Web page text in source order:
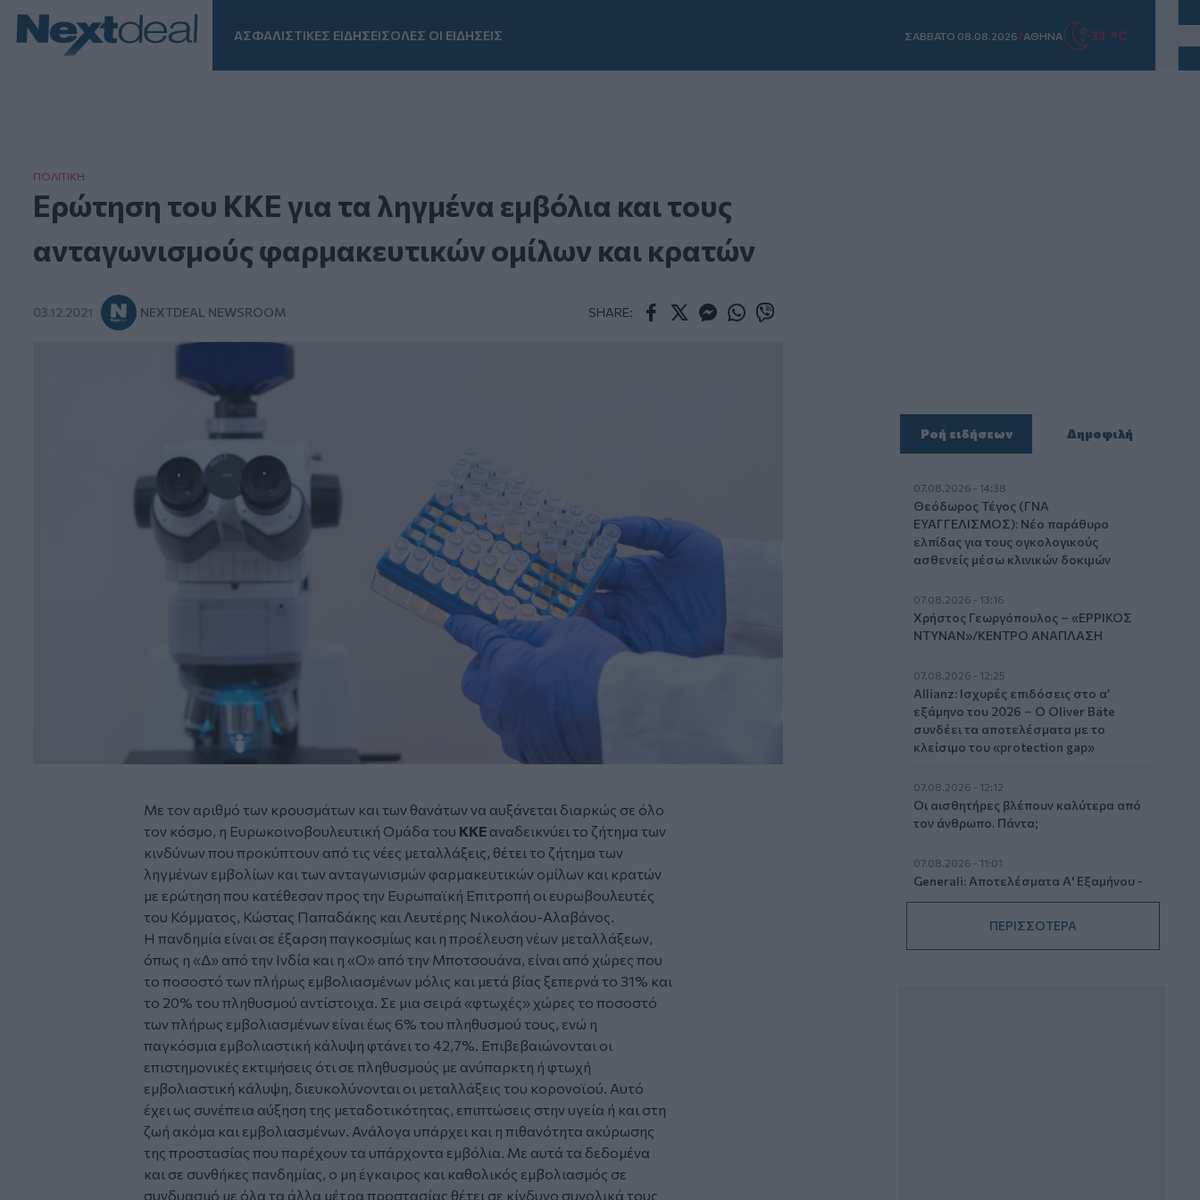
ΑΣΦΑΛΙΣΤΙΚΕΣ ΕΙΔΗΣΕΙΣΟΛΕΣ ΟΙ ΕΙΔΗΣΕΙΣ ΣAΒΒΑΤΟ 08.08.2026/ΑΘΗΝΑ 33 °C
ΠΟΛΙΤΙΚΗ
Ερώτηση του ΚΚΕ για τα ληγμένα εμβόλια και τους
ανταγωνισμούς φαρμακευτικών ομίλων και κρατών
03.12.2021 NEXTDEAL NEWSROOM SHARE:
Με τον αριθμό των κρουσμάτων και των θανάτων να αυξάνεται διαρκώς σε όλο
τον κόσμο, η Ευρωκοινοβουλευτική Ομάδα του ΚΚΕ αναδεικνύει το ζήτημα των
κινδύνων που προκύπτουν από τις νέες μεταλλάξεις, θέτει το ζήτημα των
ληγμένων εμβολίων και των ανταγωνισμών φαρμακευτικών ομίλων και κρατών
με ερώτηση που κατέθεσαν προς την Ευρωπαϊκή Επιτροπή οι ευρωβουλευτές
του Κόμματος, Κώστας Παπαδάκης και Λευτέρης Νικολάου-Αλαβάνος.
Η πανδημία είναι σε έξαρση παγκοσμίως και η προέλευση νέων μεταλλάξεων,
όπως η «Δ» από την Ινδία και η «Ο» από την Μποτσουάνα, είναι από χώρες που
το ποσοστό των πλήρως εμβολιασμένων μόλις και μετά βίας ξεπερνά το 31% και
το 20% του πληθυσμού αντίστοιχα. Σε μια σειρά «φτωχές» χώρες το ποσοστό
των πλήρως εμβολιασμένων είναι έως 6% του πληθυσμού τους, ενώ η
παγκόσμια εμβολιαστική κάλυψη φτάνει το 42,7%. Επιβεβαιώνονται οι
επιστημονικές εκτιμήσεις ότι σε πληθυσμούς με ανύπαρκτη ή φτωχή
εμβολιαστική κάλυψη, διευκολύνονται οι μεταλλάξεις του κορονοϊού. Αυτό
έχει ως συνέπεια αύξηση της μεταδοτικότητας, επιπτώσεις στην υγεία ή και στη
ζωή ακόμα και εμβολιασμένων. Ανάλογα υπάρχει και η πιθανότητα ακύρωσης
της προστασίας που παρέχουν τα υπάρχοντα εμβόλια. Με αυτά τα δεδομένα
και σε συνθήκες πανδημίας, ο μη έγκαιρος και καθολικός εμβολιασμός σε
συνδυασμό με όλα τα άλλα μέτρα προστασίας θέτει σε κίνδυνο συνολικά τους
Ροή ειδήσεων Δημοφιλή
07.08.2026 - 14:38
Θεόδωρος Τέγος (ΓΝΑ
ΕΥΑΓΓΕΛΙΣΜΟΣ): Νέο παράθυρο
ελπίδας για τους ογκολογικούς
ασθενείς μέσω κλινικών δοκιμών
07.08.2026 - 13:16
Χρήστος Γεωργόπουλος – «ΕΡΡΙΚΟΣ
ΝΤΥΝΑΝ»/ΚΕΝΤΡΟ ΑΝΑΠΛΑΣΗ
07.08.2026 - 12:25
Allianz: Ισχυρές επιδόσεις στο α’
εξάμηνο του 2026 – Ο Oliver Bäte
συνδέει τα αποτελέσματα με το
κλείσιμο του «protection gap»
07.08.2026 - 12:12
Οι αισθητήρες βλέπουν καλύτερα από
τον άνθρωπο. Πάντα;
07.08.2026 - 11:01
Generali: Αποτελέσματα Α' Εξαμήνου -
Εξαιρετική ανάπτυξη στα Λειτουργικά
Αποτελέσματα με συμβολή από όλες
τις επιχειρηματικές δραστηριότητες
ΠΕΡΙΣΣΟΤΕΡΑ